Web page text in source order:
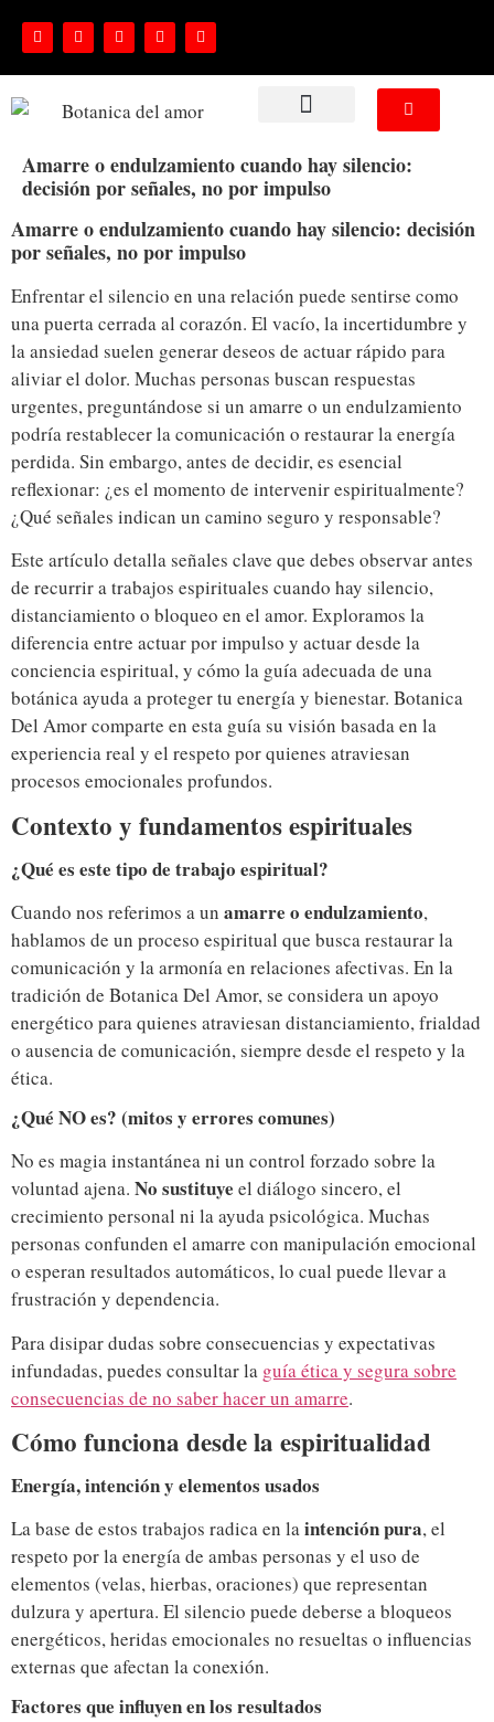
Amarre o endulzamiento cuando hay silencio:
decisión por señales, no por impulso
Amarre o endulzamiento cuando hay silencio: decisión
por señales, no por impulso
Enfrentar el silencio en una relación puede sentirse como
una puerta cerrada al corazón. El vacío, la incertidumbre y
la ansiedad suelen generar deseos de actuar rápido para
aliviar el dolor. Muchas personas buscan respuestas
urgentes, preguntándose si un amarre o un endulzamiento
podría restablecer la comunicación o restaurar la energía
perdida. Sin embargo, antes de decidir, es esencial
reflexionar: ¿es el momento de intervenir espiritualmente?
¿Qué señales indican un camino seguro y responsable?
Este artículo detalla señales clave que debes observar antes
de recurrir a trabajos espirituales cuando hay silencio,
distanciamiento o bloqueo en el amor. Exploramos la
diferencia entre actuar por impulso y actuar desde la
conciencia espiritual, y cómo la guía adecuada de una
botánica ayuda a proteger tu energía y bienestar. Botanica
Del Amor comparte en esta guía su visión basada en la
experiencia real y el respeto por quienes atraviesan
procesos emocionales profundos.
Contexto y fundamentos espirituales
¿Qué es este tipo de trabajo espiritual?
Cuando nos referimos a un amarre o endulzamiento,
hablamos de un proceso espiritual que busca restaurar la
comunicación y la armonía en relaciones afectivas. En la
tradición de Botanica Del Amor, se considera un apoyo
energético para quienes atraviesan distanciamiento, frialdad
o ausencia de comunicación, siempre desde el respeto y la
ética.
¿Qué NO es? (mitos y errores comunes)
No es magia instantánea ni un control forzado sobre la
voluntad ajena. No sustituye el diálogo sincero, el
crecimiento personal ni la ayuda psicológica. Muchas
personas confunden el amarre con manipulación emocional
o esperan resultados automáticos, lo cual puede llevar a
frustración y dependencia.
Para disipar dudas sobre consecuencias y expectativas
infundadas, puedes consultar la guía ética y segura sobre
consecuencias de no saber hacer un amarre.
Cómo funciona desde la espiritualidad
Energía, intención y elementos usados
La base de estos trabajos radica en laintención pura, el
respeto por la energía de ambas personas y el uso de
elementos (velas, hierbas, oraciones) que representan
dulzura y apertura. El silencio puede deberse a bloqueos
energéticos, heridas emocionales no resueltas o influencias
externas que afectan la conexión.
Factores que influyen en los resultados